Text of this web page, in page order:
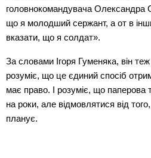
головнокомандувача Олександра
що я молодший сержант, а от в
вказати, що я солдат».
За словами Ігоря Гуменяка, він
розуміє, що це єдиний спосіб
має право. І розуміє, що паперова
на роки, але відмовлятися від
планує.